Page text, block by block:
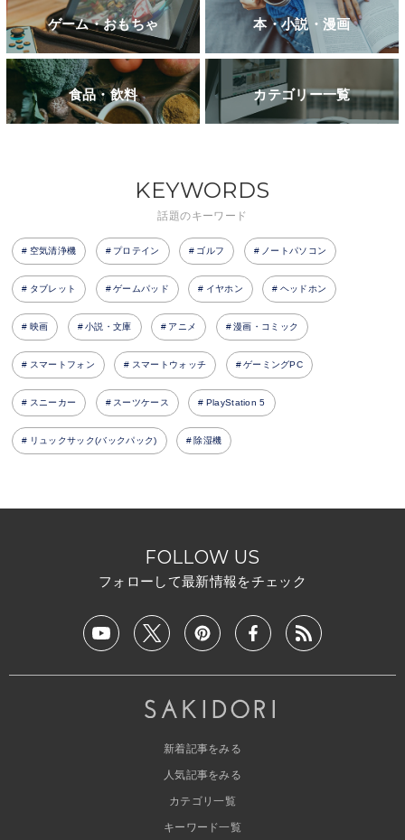
ゲーム・おもちゃ 本・小説・漫画
食品・飲料 カテゴリー一覧
KEYWORDS
話題のキーワード
空気清浄機 プロテイン ゴルフ ノートパソコン
タブレット ゲームパッド イヤホン ヘッドホン
映画 小説・文庫 アニメ 漫画・コミック
スマートフォン スマートウォッチ ゲーミングPC
スニーカー スーツケース PlayStation 5
リュックサック(バックパック) 除湿機
FOLLOW US
フォローして最新情報をチェック
新着記事をみる
人気記事をみる
カテゴリ一覧
キーワード一覧